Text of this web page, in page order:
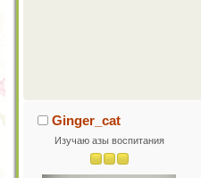
Ginger_cat
Изучаю азы воспитания